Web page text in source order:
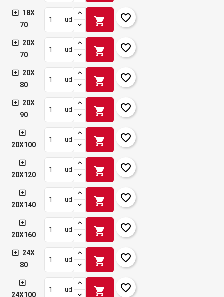
18X
70
ud shopping_cart favorite_border
20X
70
ud shopping_cart favorite_border
20X
80
ud shopping_cart favorite_border
20X
90
ud shopping_cart favorite_border
20X100
ud shopping_cart favorite_border
20X120
ud shopping_cart favorite_border
20X140
ud shopping_cart favorite_border
20X160
ud shopping_cart favorite_border
24X
80
ud shopping_cart favorite_border
24X100
ud shopping_cart favorite_border